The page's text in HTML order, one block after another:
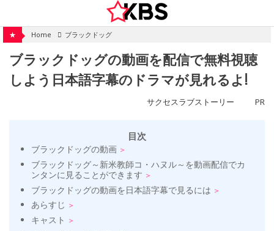
content
★ Home ブラックドッグ
ブラックドッグの動画を配信で無料視聴
しよう日本語字幕のドラマが見れるよ!
サクセスラブストーリー PR
目次
ブラックドッグの動画
ブラックドッグ～新米教師コ・ハヌル～を動画配信でカ
ンタンに見ることができます
ブラックドッグの動画を日本語字幕で見るには
あらすじ
キャスト